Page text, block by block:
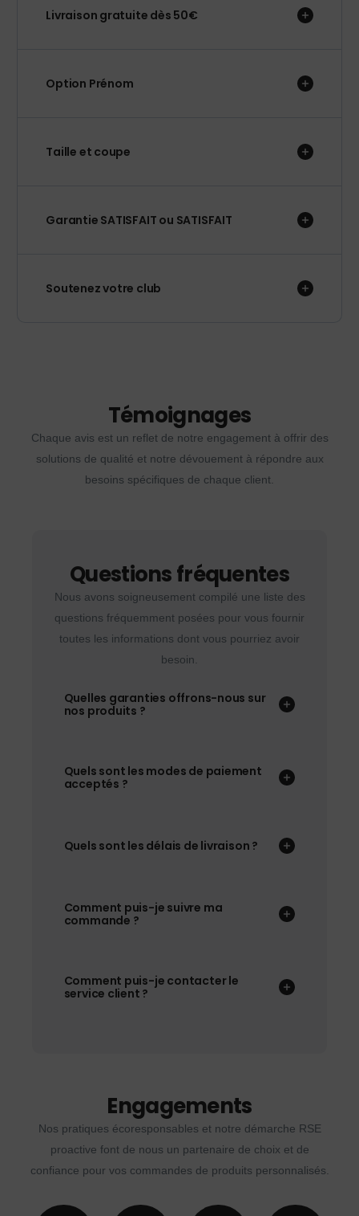
Livraison gratuite dès 50€
Option Prénom
Taille et coupe
Garantie SATISFAIT ou SATISFAIT
Soutenez votre club
Témoignages
Chaque avis est un reflet de notre engagement à offrir des
solutions de qualité et notre dévouement à répondre aux
besoins spécifiques de chaque client.
Questions fréquentes
Nous avons soigneusement compilé une liste des
questions fréquemment posées pour vous fournir
toutes les informations dont vous pourriez avoir
besoin.
Quelles garanties offrons-nous sur
nos produits ?
Quels sont les modes de paiement
acceptés ?
Quels sont les délais de livraison ?
Comment puis-je suivre ma
commande ?
Comment puis-je contacter le
service client ?
Engagements
Nos pratiques écoresponsables et notre démarche RSE
proactive font de nous un partenaire de choix et de
confiance pour vos commandes de produits personnalisés.